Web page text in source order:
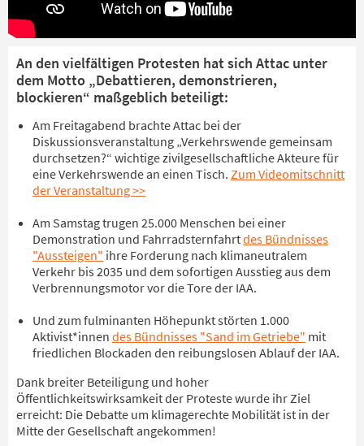
An den vielfältigen Protesten hat sich Attac unter
dem Motto „Debattieren, demonstrieren,
blockieren“ maßgeblich beteiligt:
Am Freitagabend brachte Attac bei der
Diskussionsveranstaltung „Verkehrswende gemeinsam
durchsetzen?“ wichtige zivilgesellschaftliche Akteure für
eine Verkehrswende an einen Tisch. Zum Videomitschnitt
der Veranstaltung >>
Am Samstag trugen 25.000 Menschen bei einer
Demonstration und Fahrradsternfahrtdes Bündnisses
"Aussteigen" ihre Forderung nach klimaneutralem
Verkehr bis 2035 und dem sofortigen Ausstieg aus dem
Verbrennungsmotor vor die Tore der IAA.
Und zum fulminanten Höhepunkt störten 1.000
Aktivist*innen des Bündnisses "Sand im Getriebe" mit
friedlichen Blockaden den reibungslosen Ablauf der IAA.
Dank breiter Beteiligung und hoher
Öffentlichkeitswirksamkeit der Proteste wurde ihr Ziel
erreicht: Die Debatte um klimagerechte Mobilität ist in der
Mitte der Gesellschaft angekommen!